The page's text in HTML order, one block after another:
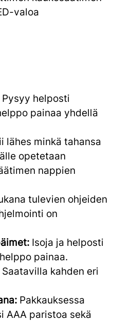
valoa
Pysyy helposti
painaa yhdellä
lähes minkä tahansa
opetetaan
nappien
tulevien ohjeiden
on
Isoja ja helposti
painaa.
Saatavilla kahden eri
Pakkauksessa
AAA paristoa sekä